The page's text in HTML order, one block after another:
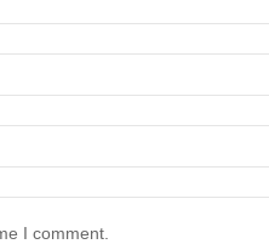
I comment.